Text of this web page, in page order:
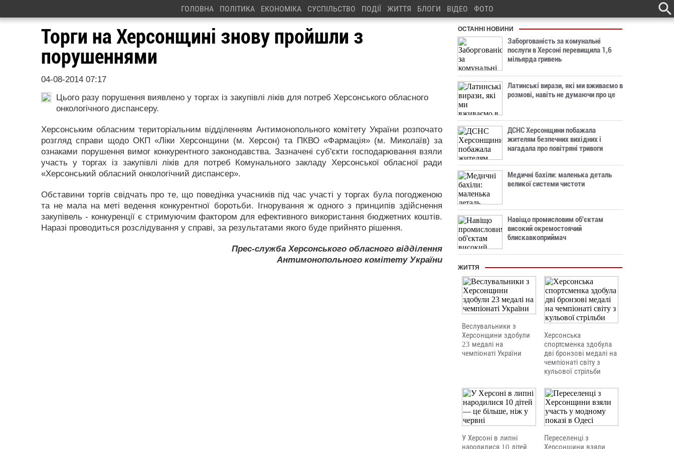
ГОЛОВНА ПОЛІТИКА ЕКОНОМІКА СУСПІЛЬСТВО ПОДІЇ ЖИТТЯ БЛОГИ ВІДЕО ФОТО
Торги на Херсонщині знову пройшли з
порушеннями
04-08-2014 07:17
Цього разу порушення виявлено у торгах із закупівлі ліків для потреб Херсонського обласного
онкологічного диспансеру.
Херсонським обласним територіальним відділенням Антимонопольного комітету України розпочато
розгляд справи щодо ОКП «Ліки Херсонщини (м. Херсон) та ПКВО «Фармація» (м. Миколаїв) за
ознаками порушення вимог конкурентного законодавства. Зазначені суб'єкти господарювання взяли
участь у торгах із закупівлі ліків для потреб Комунального закладу Херсонської обласної ради
«Херсонський обласний онкологічний диспансер».
Обставини торгів свідчать про те, що поведінка учасників під час участі у торгах була погодженою
та не мала на меті ведення конкурентної боротьби. Ігнорування ж одного з принципів здійснення
закупівель - конкуренції є стримуючим фактором для ефективного використання бюджетних коштів.
Наразі проводиться розслідування у справі, за результатами якого буде прийнято рішення.
Прес-служба Херсонського обласного відділення
Антимонопольного комітету України
ОСТАННІ НОВИНИ
Заборгованість за комунальні
послуги в Херсоні перевищила 1,6
мільярда гривень
Латинські вирази, які ми вживаємо в
розмові, навіть не думаючи про це
ДСНС Херсонщини побажала
жителям безпечних вихідних і
нагадала про повітряні тривоги
Медичні бахіли: маленька деталь
великої системи чистоти
Навіщо промисловим об'єктам
високий окремостоячий
блискавкоприймач
ЖИТТЯ
Веслувальники з
Херсонщини здобули
23 медалі на
чемпіонаті України
Херсонська
спортсменка здобула
дві бронзові медалі на
чемпіонаті світу з
кульової стрільби
У Херсоні в липні
народилися 10 дітей
Переселенці з
Херсонщини взяли